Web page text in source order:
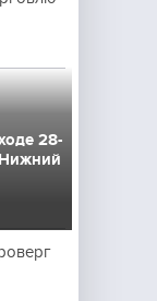
28-